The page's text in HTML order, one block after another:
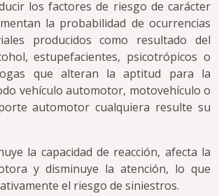
los factores de riesgo de carácter
la probabilidad de ocurrencias
producidos como resultado del
estupefacientes, psicotrópicos o
que alteran la aptitud para la
vehículo automotor, motovehículo o
automotor cualquiera resulte su
la capacidad de reacción, afecta la
y disminuye la atención, lo que
el riesgo de siniestros.